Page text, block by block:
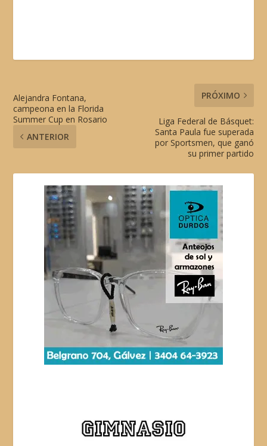
Alejandra Fontana,
campeona en la Florida
Summer Cup en Rosario
ANTERIOR
PRÓXIMO
Liga Federal de Básquet:
Santa Paula fue superada
por Sportsmen, que ganó
su primer partido